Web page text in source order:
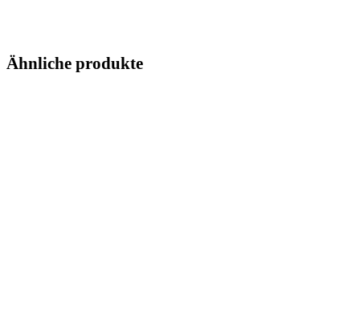
Ähnliche produkte